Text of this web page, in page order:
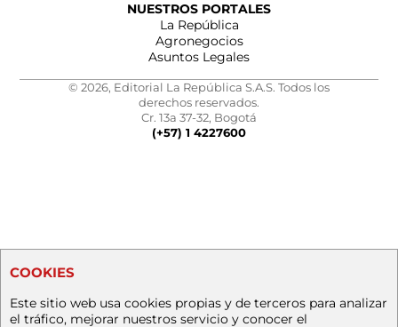
NUESTROS PORTALES
La República
Agronegocios
Asuntos Legales
© 2026, Editorial La República S.A.S. Todos los
derechos reservados.
Cr. 13a 37-32, Bogotá
(+57) 1 4227600
COOKIES
Este sitio web usa cookies propias y de terceros para analizar
el tráfico, mejorar nuestros servicio y conocer el